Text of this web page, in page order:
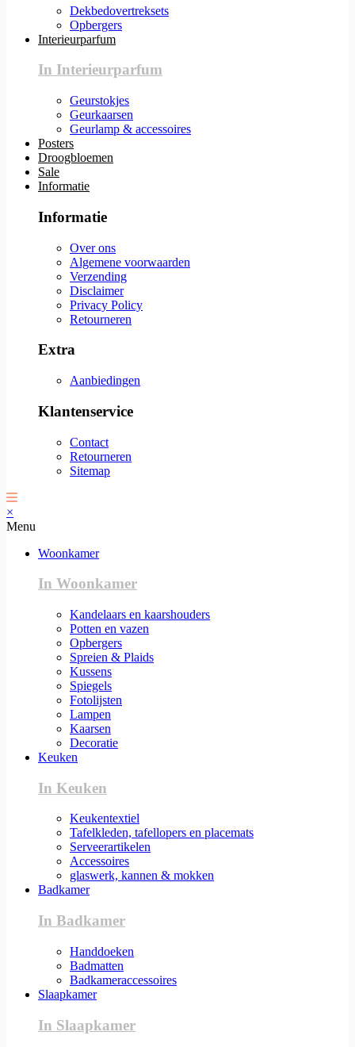
Dekbedovertreksets
Opbergers
Interieurparfum
In Interieurparfum
Geurstokjes
Geurkaarsen
Geurlamp & accessoires
Posters
Droogbloemen
Sale
Informatie
Informatie
Over ons
Algemene voorwaarden
Verzending
Disclaimer
Privacy Policy
Retourneren
Extra
Aanbiedingen
Klantenservice
Contact
Retourneren
Sitemap
×
Menu
Woonkamer
In Woonkamer
Kandelaars en kaarshouders
Potten en vazen
Opbergers
Spreien & Plaids
Kussens
Spiegels
Fotolijsten
Lampen
Kaarsen
Decoratie
Keuken
In Keuken
Keukentextiel
Tafelkleden, tafellopers en placemats
Serveerartikelen
Accessoires
glaswerk, kannen & mokken
Badkamer
In Badkamer
Handdoeken
Badmatten
Badkameraccessoires
Slaapkamer
In Slaapkamer